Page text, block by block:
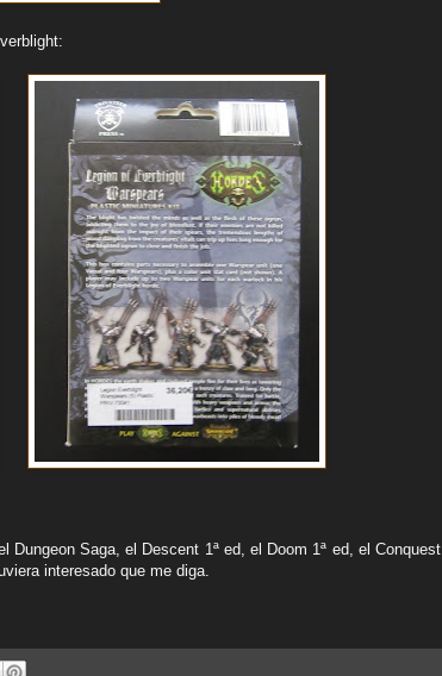
Saga, el Descent 1ª ed, el Doom 1ª ed, el Conquest
interesado que me diga.